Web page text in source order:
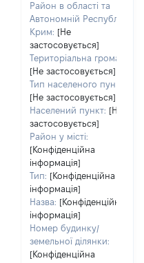
Район в області та
Автономній Республіці
Крим: [Не
застосовується]
Територіальна громада:
[Не застосовується]
Тип населеного пункту:
[Не застосовується]
Населений пункт: [Не
застосовується]
Район у місті:
[Конфіденційна
інформація]
Тип: [Конфіденційна
інформація]
Назва: [Конфіденційна
інформація]
Номер будинку/
земельної ділянки:
[Конфіденційна